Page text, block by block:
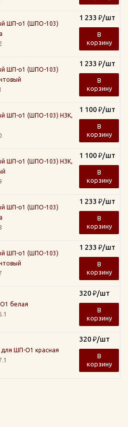
ШП-о1 (ШПО-103)
1 233 ₽/шт
В
корзину
ШП-о1 (ШПО-103)
1 233 ₽/шт
В
корзину
ШП-о1 (ШПО-103) НЗК,
1 100₽/шт
В
корзину
ШП-о1 (ШПО-103) НЗК,
1 100₽/шт
В
корзину
ШП-о1 (ШПО-103)
1 233 ₽/шт
В
корзину
ШП-о1 (ШПО-103)
1 233 ₽/шт
В
корзину
белая
320₽/шт
В
корзину
ШП-О1 красная
320₽/шт
В
корзину